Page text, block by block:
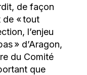
de façon
de « tout
l’enjeu
» d’Aragon,
du Comité
que